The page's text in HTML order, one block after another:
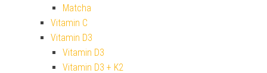
Matcha
Vitamin C
Vitamin D3
Vitamin D3
Vitamin D3 + K2